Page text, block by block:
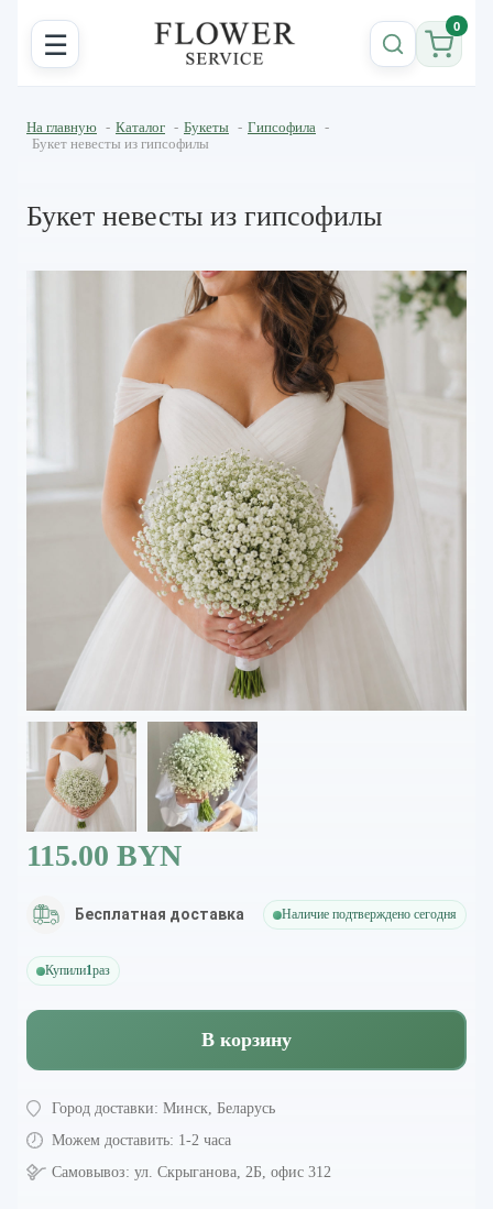
☰ 0
На главную - Каталог - Букеты - Гипсофила -
Букет невесты из гипсофилы
Букет невесты из гипсофилы
115.00 BYN
Бесплатная доставка Наличие подтверждено сегодня
Купили1раз
В корзину
Город доставки: Минск, Беларусь
Можем доставить: 1-2 часа
Самовывоз: ул. Скрыганова, 2Б, офис 312